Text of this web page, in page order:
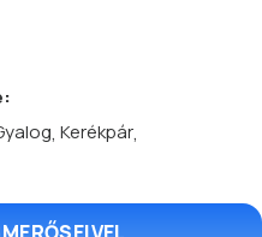
, Kerékpár,